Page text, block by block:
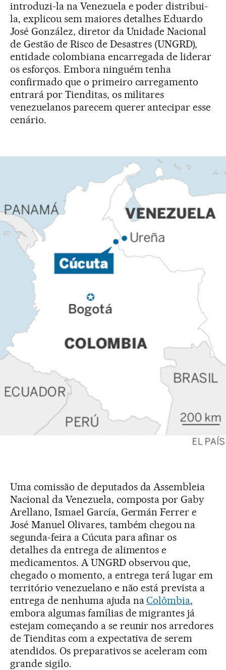
introduzi-la na Venezuela e poder distribui-
la, explicou sem maiores detalhes Eduardo
José González, diretor da Unidade Nacional
de Gestão de Risco de Desastres (UNGRD),
entidade colombiana encarregada de liderar
os esforços. Embora ninguém tenha
confirmado que o primeiro carregamento
entrará por Tienditas, os militares
venezuelanos parecem querer antecipar esse
cenário.
Uma comissão de deputados da Assembleia
Nacional da Venezuela, composta por Gaby
Arellano, Ismael García, Germán Ferrer e
José Manuel Olivares, também chegou na
segunda-feira a Cúcuta para afinar os
detalhes da entrega de alimentos e
medicamentos. A UNGRD observou que,
chegado o momento, a entrega terá lugar em
território venezuelano e não está prevista a
entrega de nenhuma ajuda naColômbia,
embora algumas famílias de migrantes já
estejam começando a se reunir nos arredores
de Tienditas com a expectativa de serem
atendidos. Os preparativos se aceleram com
grande sigilo.